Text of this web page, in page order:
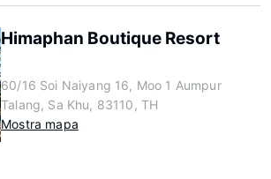
Himaphan Boutique Resort
60/16 Soi Naiyang 16, Moo 1 Aumpur
Talang, Sa Khu, 83110, TH
Mostra mapa